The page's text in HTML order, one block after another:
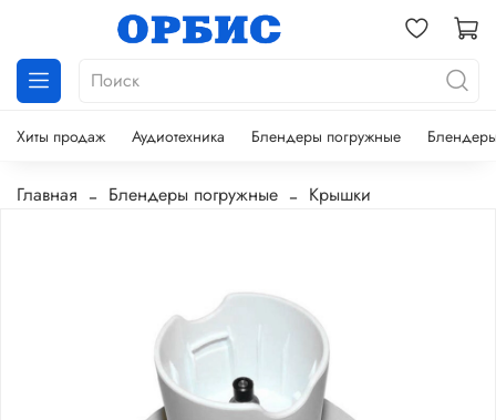
Хиты продаж Аудиотехника Блендеры погружные
Главная Блендеры погружные Крышки